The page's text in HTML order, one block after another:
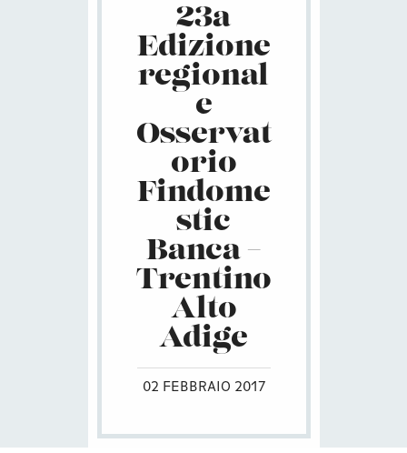
23a
Edizione
regional
e
Osservat
orio
Findome
stic
Banca –
Trentino
Alto
Adige
02 FEBBRAIO 2017